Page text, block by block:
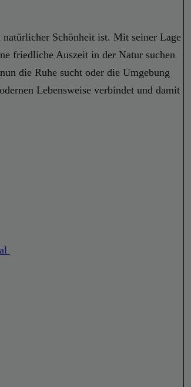
Schönheit ist. Mit seiner Lage
friedliche Auszeit in der Natur suchen
die Ruhe sucht oder die Umgebung
Lebensweise verbindet und damit